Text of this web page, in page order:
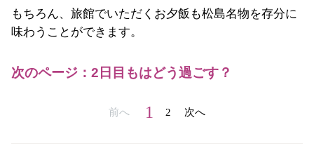
もちろん、旅館でいただくお夕飯も松島名物を存分に
味わうことができます。
次のページ：2日目もはどう過ごす？
前へ 1 2 次へ